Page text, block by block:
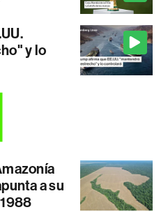
y lo
a su